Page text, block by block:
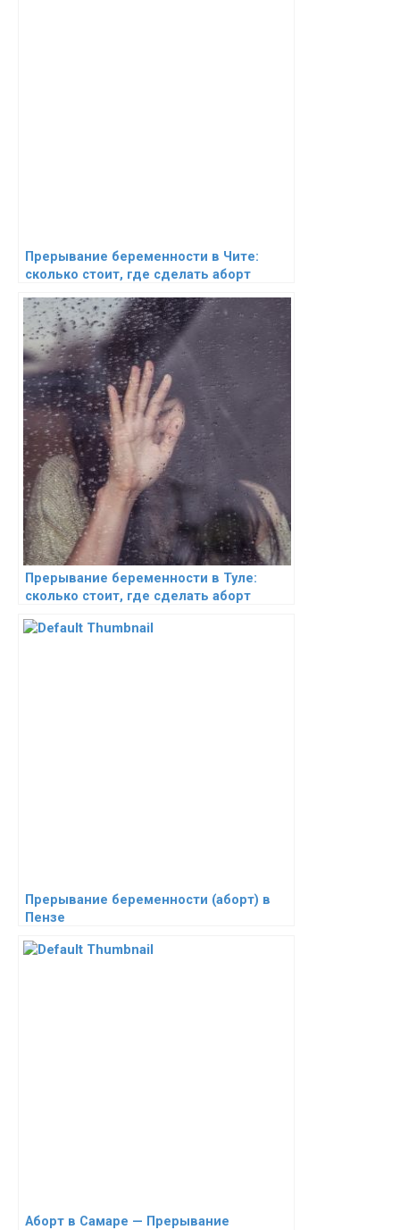
Прерывание беременности в Чите:
сколько стоит, где сделать аборт
Прерывание беременности в Туле:
сколько стоит, где сделать аборт
Прерывание беременности (аборт) в
Пензе
Аборт в Самаре — Прерывание